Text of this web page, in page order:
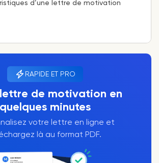
d’une lettre de motivation
RAPIDE ET PRO
de motivation en
quelques minutes
votre lettre en ligne et
là au format PDF.